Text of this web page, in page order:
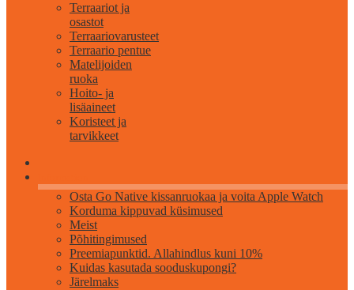
Terraariot ja
osastot
Terraariovarusteet
Terraario pentue
Matelijoiden
ruoka
Hoito- ja
lisäaineet
Koristeet ja
tarvikkeet
Osta Go Native kissanruokaa ja voita Apple Watch
Korduma kippuvad küsimused
Meist
Põhitingimused
Preemiapunktid. Allahindlus kuni 10%
Kuidas kasutada sooduskupongi?
Järelmaks